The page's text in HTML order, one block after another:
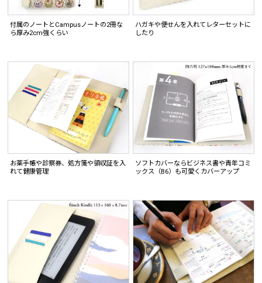
付属のノートとCampusノートの2冊な
ら厚み2cm強くらい
ハガキや便せんを入れてレターセットに
したり
お薬手帳や診察券、処方箋や領収証を入
れて健康管理
ソフトカバーならビジネス書や青年コミ
ックス（B6）も可愛くカバーアップ